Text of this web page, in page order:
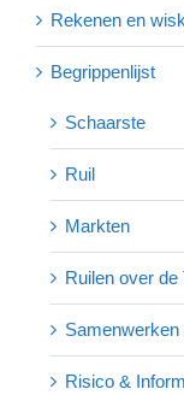
Rekenen en
Begrippenlijst
Schaarste
Ruil
Markten
Ruilen over de
Risico &